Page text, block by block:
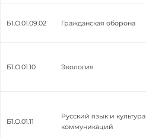
Б1.О.01.09.02 Гражданская оборона
Б1.О.01.10 Экология
Б1.О.01.11
Русский язык и культура
коммуникаций